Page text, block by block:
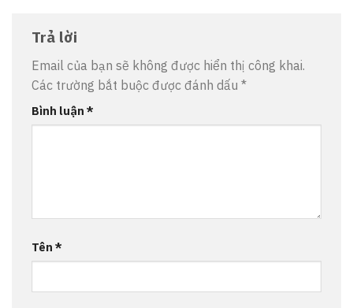
Trả lời
Email của bạn sẽ không được hiển thị công khai.
Các trường bắt buộc được đánh dấu *
Bình luận *
Tên *